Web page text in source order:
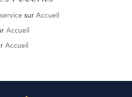
sur Accueil
Accueil
Accueil